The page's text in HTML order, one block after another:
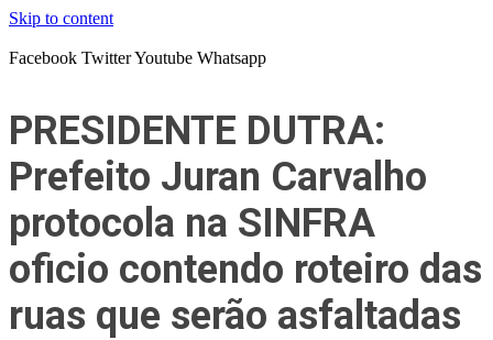
Skip to content
Facebook TwitterYoutube Whatsapp
PRESIDENTE DUTRA:
Prefeito Juran Carvalho
protocola na SINFRA
oficio contendo roteiro das
ruas que serão asfaltadas